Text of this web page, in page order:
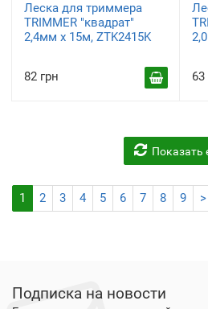
Леска для триммера
TRIMMER "квадрат"
2,4мм х 15м, ZTK2415K
82 грн 63
Показать
1 2 3 4 5 6 7 8 9 >
Подписка на новости